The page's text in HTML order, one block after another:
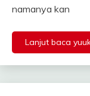
namanya kan
Lanjut baca